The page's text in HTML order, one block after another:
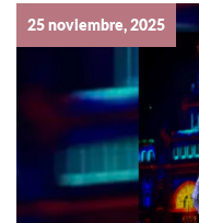
25 noviembre, 2025